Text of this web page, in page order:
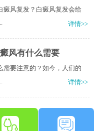
癜风复发？白癜风复发会给
详情>>
风有什么需要
需要注意的？如今，人们的
详情>>